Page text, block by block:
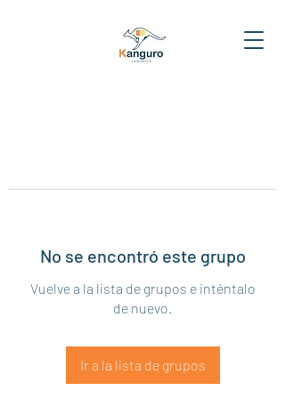
No se encontró este grupo
Vuelve a la lista de grupos e inténtalo
de nuevo.
Ir a la lista de grupos